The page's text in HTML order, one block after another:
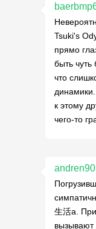
Tsuki's
прямо
быть чуть
что
к этому
чего-то
andren90
生活а.
вызывают